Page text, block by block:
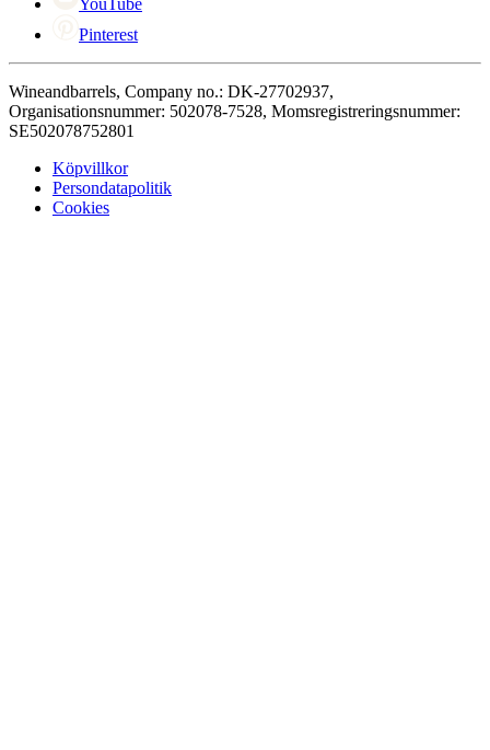
Pinterest
Wineandbarrels, Company no.: DK-27702937,
Organisationsnummer: 502078-7528, Momsregistreringsnummer:
SE502078752801
Köpvillkor
Persondatapolitik
Cookies